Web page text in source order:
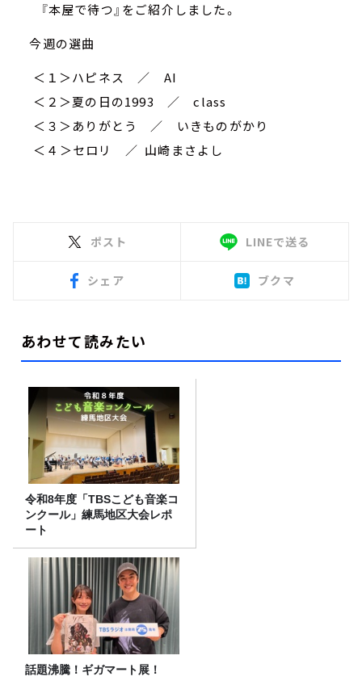
『本屋で待つ』をご紹介しました。
今週の選曲
＜１＞ハピネス ／ AI
＜２＞夏の日の1993 ／ class
＜３＞ありがとう ／ いきものがかり
＜４＞セロリ ／ 山崎まさよし
ポスト LINEで送る
シェア ブクマ
あわせて読みたい
令和8年度「TBSこども音楽コ
ンクール」練馬地区大会レポ
ート
話題沸騰！ギガマート展！